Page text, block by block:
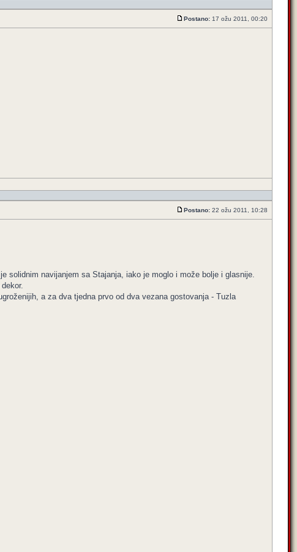
Postano: 17 ožu 2011, 00:20
Postano: 22 ožu 2011, 10:28
solidnim navijanjem sa Stajanja, iako je moglo i može bolje i glasnije.
a za dva tjedna prvo od dva vezana gostovanja - Tuzla